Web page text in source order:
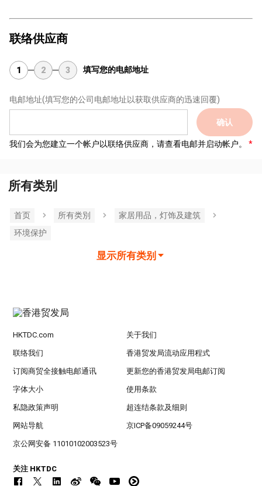
联络供应商
1 2 3 填写您的电邮地址
电邮地址(填写您的公司电邮地址以获取供应商的迅速回覆)
确认
我们会为您建立一个帐户以联络供应商，请查看电邮并启动帐户。
所有类别
首页 所有类別
家居用品，灯饰及建筑
环境保护
显示所有类别
HKTDC.com 关于我们
联络我们 香港贸发局流动应用程式
订阅商贸全接触电邮通讯 更新您的香港贸发局电邮订阅
字体大小 使用条款
私隐政策声明 超连结条款及细则
网站导航 京ICP备09059244号
京公网安备 11010102003523号
关注 HKTDC